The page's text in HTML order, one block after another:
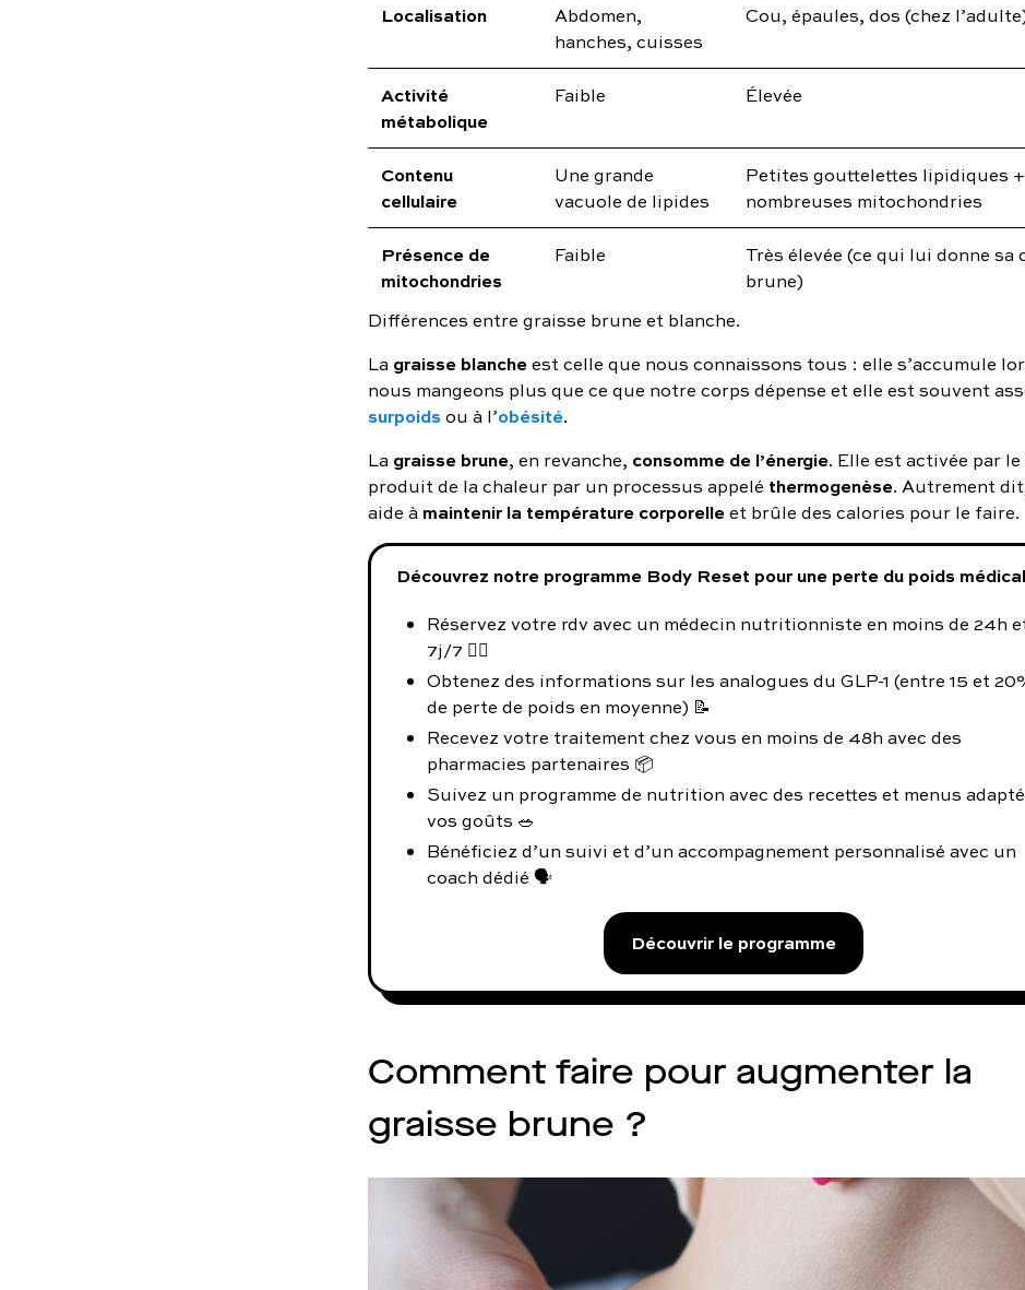
Localisation
Abdomen,
hanches, cuisses
Cou, épaules, dos (chez
Activité
métabolique
Faible Élevée
Contenu
cellulaire
Une grande
vacuole de lipides
Petites gouttelettes lipidiques +
nombreuses mitochondries
Présence de
mitochondries
Faible
Très élevée (ce qui lui donne sa
brune)
Différences entre graisse brune et blanche.
La graisse blancheest celle que nous connaissons tous : elle s’accumule
nous mangeons plus que ce que notre corps dépense et elle est souvent
surpoidsou à l’obésité.
La graisse brune, en revanche, consomme de l’énergie. Elle est activée par le
produit de la chaleur par un processus appelé thermogenèse. Autrement
aide àmaintenir la température corporelleet brûle des calories pour le faire.
Découvrez notre programme Body Reset pour une perte du poids
Réservez votre rdv avec un médecin nutritionniste en moins de 24h
7j/7 👨‍⚕️
Obtenez des informations sur les analogues du GLP-1 (entre 15 et
de perte de poids en moyenne) 📝
Recevez votre traitement chez vous en moins de 48h avec des
pharmacies partenaires 📦
Suivez un programme de nutrition avec des recettes et menus
vos goûts 🥗
Bénéficiez d’un suivi et d’un accompagnement personnalisé avec un
coach dédié 🗣️
Découvrir le programme
Comment faire pour augmenter la
graisse brune ?